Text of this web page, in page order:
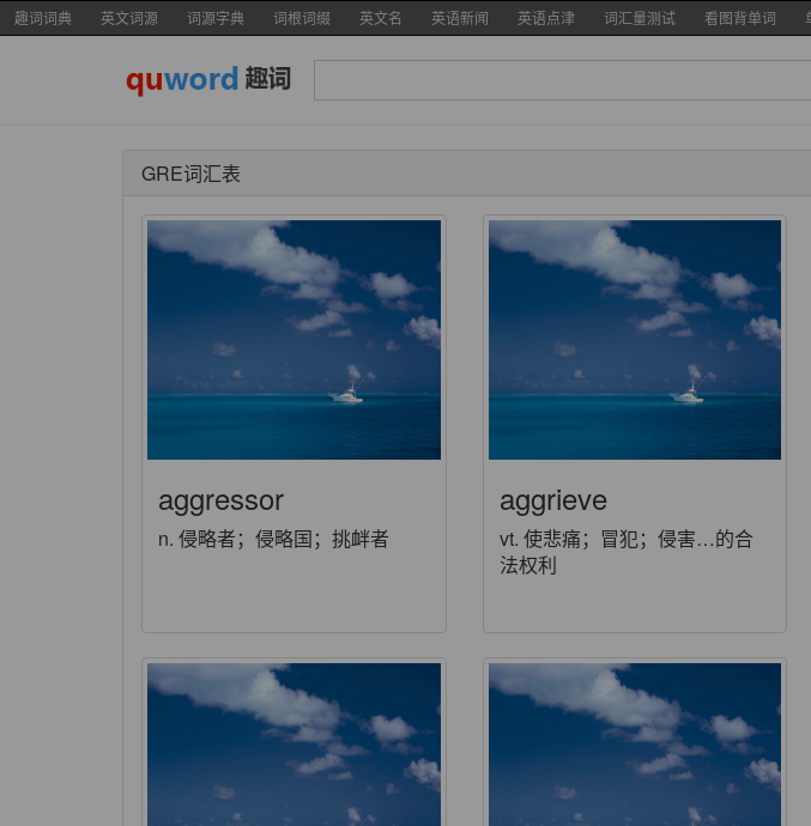
趣词词典 英文词源 词源字典 词根词缀 英文名 英语新闻 英语点津 词汇量测试 看图背单词
GRE词汇表
aggressor
n. 侵略者；侵略国；挑衅者
aggrieve
vt. 使悲痛；冒犯；侵害…的合
法权利